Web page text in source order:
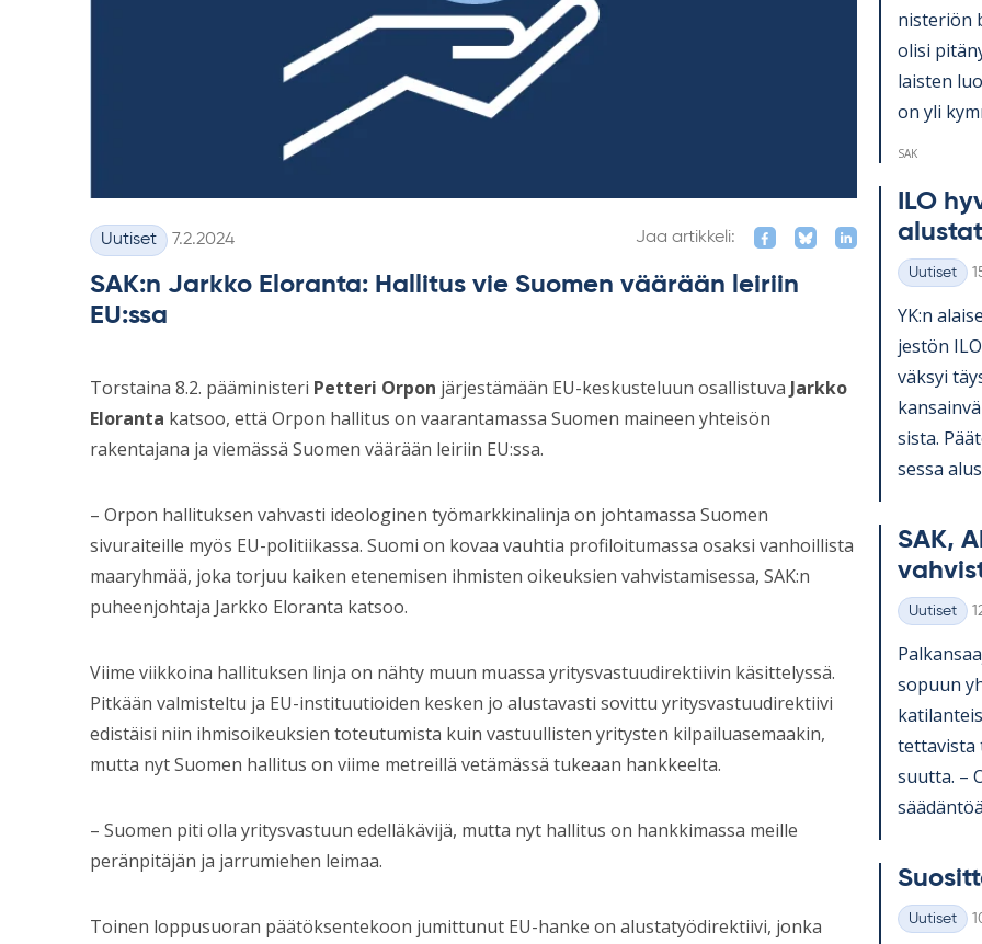
Kategoriat
Uutiset Kirjoitettu
7.2.2024 Jaa artikkeli:
SAK:n Jarkko Eloranta: Hallitus vie Suomen väärään leiriin
EU:ssa
Torstaina 8.2. pääministeri Petteri Orpon järjestämään EU-keskusteluun osallistuva Jarkko
Eloranta katsoo, että Orpon hallitus on vaarantamassa Suomen maineen yhteisön
rakentajana ja viemässä Suomen väärään leiriin EU:ssa.
– Orpon hallituksen vahvasti ideologinen työmarkkinalinja on johtamassa Suomen
sivuraiteille myös EU-politiikassa. Suomi on kovaa vauhtia profiloitumassa osaksi vanhoillista
maaryhmää, joka torjuu kaiken etenemisen ihmisten oikeuksien vahvistamisessa, SAK:n
puheenjohtaja Jarkko Eloranta katsoo.
Viime viikkoina hallituksen linja on nähty muun muassa yritysvastuudirektiivin käsittelyssä.
Pitkään valmisteltu ja EU-instituutioiden kesken jo alustavasti sovittu yritysvastuudirektiivi
edistäisi niin ihmisoikeuksien toteutumista kuin vastuullisten yritysten kilpailuasemaakin,
mutta nyt Suomen hallitus on viime metreillä vetämässä tukeaan hankkeelta.
– Suomen piti olla yritysvastuun edelläkävijä, mutta nyt hallitus on hankkimassa meille
peränpitäjän ja jarrumiehen leimaa.
Toinen loppusuoran päätöksentekoon jumittunut EU-hanke on alustatyödirektiivi, jonka
nis­te­riön
olisi
lais­ten
on yli
SAK
ILO
Kategoriat
Uutiset
YK:n
jes­tön
väk­syi
sista.
sessa
SAK,
Kategoriat
Uutiset
so­puun
tet­ta­vista
suutta. –
Kategoriat
Uutiset